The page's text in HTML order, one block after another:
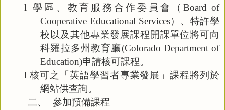
l
學區、教育服務合作委員會（ Board of
Cooperative Educational Services）、特許學
校以及其他專業發展課程開課單位將可向
科羅拉多州教育廳(Colorado Department of
Education)申請核可課程。
l 核可之「英語學習者專業發展」課程將列於
網站供查詢。
二、
參加預備課程